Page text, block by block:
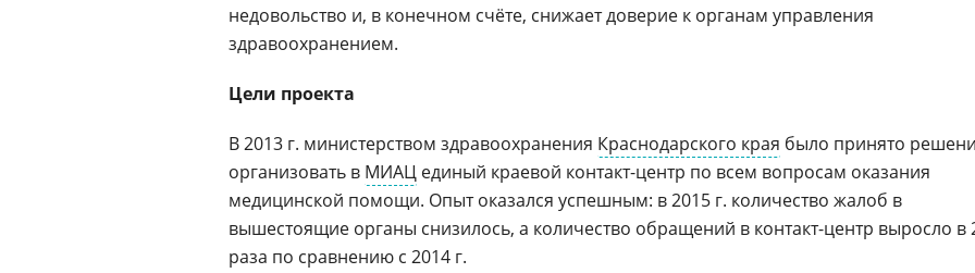
недовольство и, в конечном счёте, снижает доверие к органам управления
здравоохранением.
Цели проекта
В 2013 г. министерством здравоохранения Краснодарского края было принято
организовать в МИАЦ единый краевой контакт-центр по всем вопросам оказания
медицинской помощи. Опыт оказался успешным: в 2015 г. количество жалоб в
вышестоящие органы снизилось, а количество обращений в контакт-центр выросло в
раза по сравнению с 2014 г.